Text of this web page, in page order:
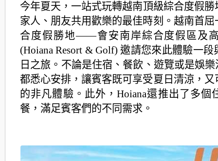
今年夏天，一站式玩轉越南頂級綜合度假勝
家人、朋友共用歡樂的最佳時刻。 越南首屈
合度假勝地——會安南岸綜合度假區及
(Hoiana Resort & Golf) 邀請您來此體驗一
日之旅。不論是住宿、餐飲、 遊覽或是娛樂
都悉心安排，讓賓客既可享受夏日清涼，又
的非凡體驗。此外，Hoiana還推出了多個
餐，滿足賓客們的不同需求。